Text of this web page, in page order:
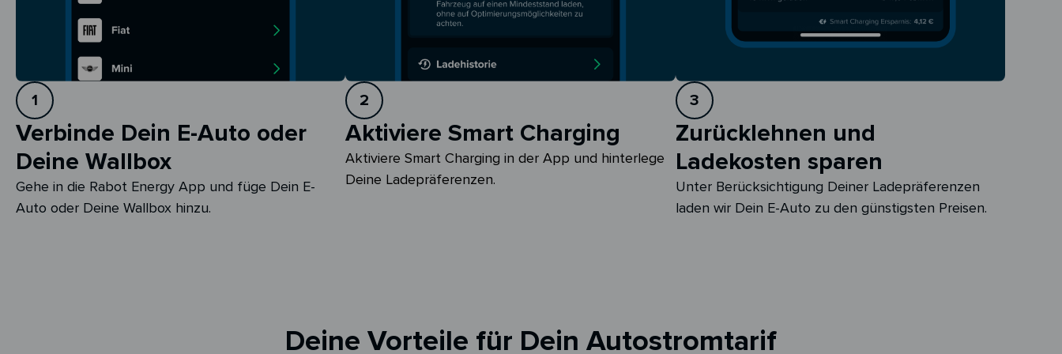
1
Verbinde Dein E-Auto oder
Deine Wallbox
Gehe in die Rabot Energy App und füge Dein E-
Auto oder Deine Wallbox hinzu.
2
Aktiviere Smart Charging
Aktiviere Smart Charging in der App und hinterlege
Deine Ladepräferenzen.
3
Zurücklehnen und
Ladekosten sparen
Unter Berücksichtigung Deiner Ladepräferenzen
laden wir Dein E-Auto zu den günstigsten Preisen.
Deine Vorteile für Dein Autostromtarif